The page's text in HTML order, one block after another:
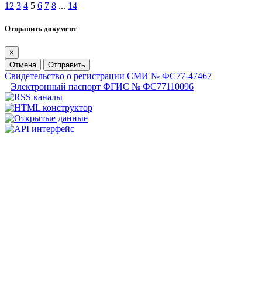
1 2 3 4 5 6 7 8 ... 14
Отправить документ
×
Отмена
Отправить
Свидетельство о регистрации СМИ № ФС77-47467
Электронный паспорт ФГИС № ФС77110096